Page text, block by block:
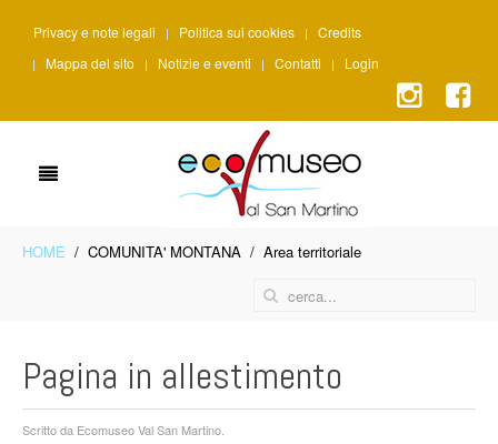
Privacy e note legali Politica sui cookies
Credits
Mappa del sito
Notizie e eventi Contatti Login
HOME COMUNITA' MONTANA Area territoriale
Pagina in allestimento
Scritto da Ecomuseo Val San Martino.